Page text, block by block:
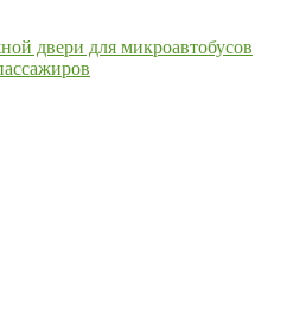
двери для микроавтобусов